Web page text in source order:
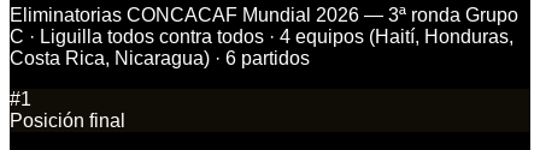
Eliminatorias CONCACAF Mundial 2026 — 3ª ronda Grupo
C · Liguilla todos contra todos · 4 equipos (Haití, Honduras,
Costa Rica, Nicaragua) · 6 partidos
#1
Posición final